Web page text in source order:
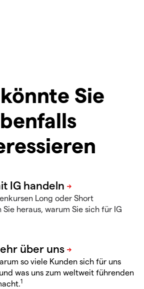
Sie
Long oder Short
heraus, warum Sie sich für IG
so viele Kunden sich für uns
was uns zum weltweit führenden
1